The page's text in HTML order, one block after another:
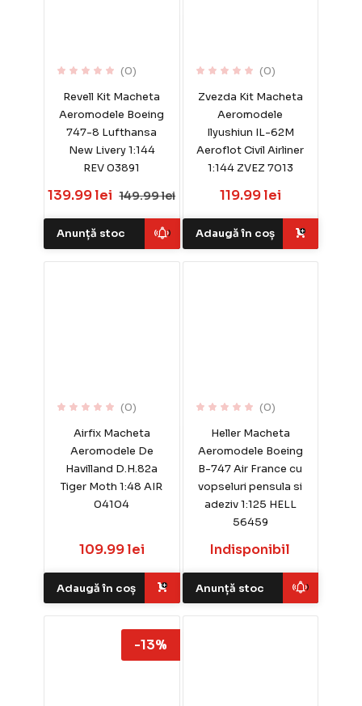
(0)
Revell Kit Macheta
Aeromodele Boeing
747-8 Lufthansa
New Livery 1:144
REV 03891
139.99 lei 149.99 lei
Anunță stoc
(0)
Zvezda Kit Macheta
Aeromodele
Ilyushiun IL-62M
Aeroflot Civil Airliner
1:144 ZVEZ 7013
119.99 lei
Adaugă în coș
(0)
Airfix Macheta
Aeromodele De
Havilland D.H.82a
Tiger Moth 1:48 AIR
04104
109.99 lei
Adaugă în coș
(0)
Heller Macheta
Aeromodele Boeing
B-747 Air France cu
vopseluri pensula si
adeziv 1:125 HELL
56459
Indisponibil
Anunță stoc
-13%